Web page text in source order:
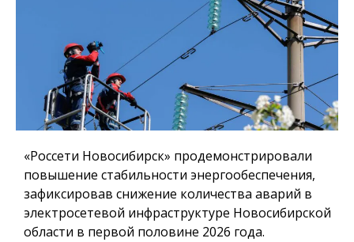
«Россети Новосибирск» продемонстрировали
повышение стабильности энергообеспечения,
зафиксировав снижение количества аварий в
электросетевой инфраструктуре Новосибирской
области в первой половине 2026 года.